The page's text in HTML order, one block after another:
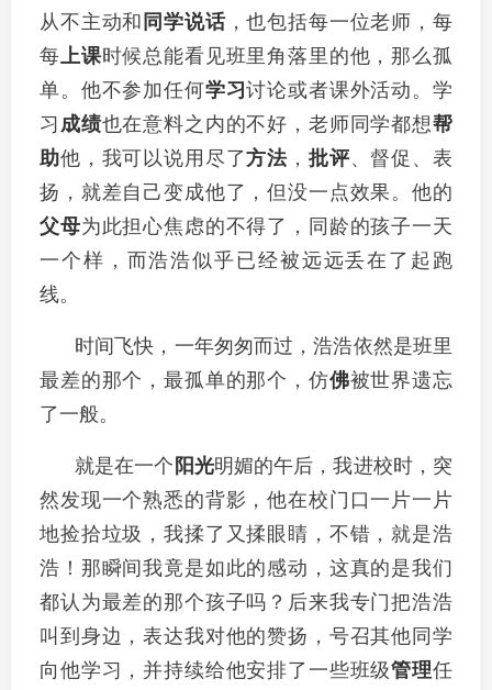
从不主动和同学说话，也包括每一位老师，每
每上课时候总能看见班里角落里的他，那么孤
单。他不参加任何学习讨论或者课外活动。学
习成绩也在意料之内的不好，老师同学都想帮
助他，我可以说用尽了方法 ， 批评、督促、表
扬，就差自己变成他了，但没一点效果。他的
父母为此担心焦虑的不得了，同龄的孩子一天
一个样，而浩浩似乎已经被远远丢在了起跑
线。
时间飞快，一年匆匆而过，浩浩依然是班里
最差的那个，最孤单的那个，仿佛被世界遗忘
了一般。
就是在一个阳光明媚的午后，我进校时，突
然发现一个熟悉的背影，他在校门口一片一片
地捡拾垃圾，我揉了又揉眼睛，不错，就是浩
浩！那瞬间我竟是如此的感动，这真的是我们
都认为最差的那个孩子吗？后来我专门把浩浩
叫到身边，表达我对他的赞扬，号召其他同学
向他学习，并持续给他安排了一些班级管理任